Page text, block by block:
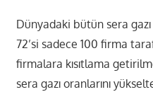
Dünyadaki bütün sera gazı
72’si sadece 100 firma
firmalara kısıtlama
sera gazı oranlarını